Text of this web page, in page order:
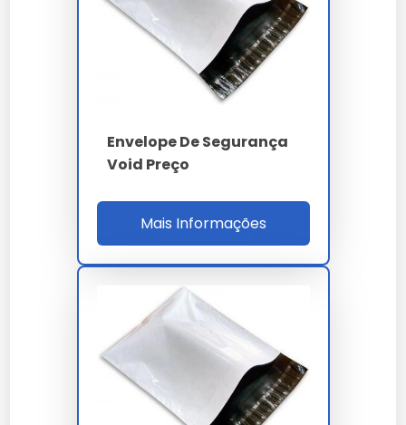
PARÂMETRO ESPECIFICAÇÃO
PE coextrusado tri-
Aderência
32 N/25mm
NBR 14937 / LGPD art.
Envelope De Segurança
Void Preço
Mais Informações